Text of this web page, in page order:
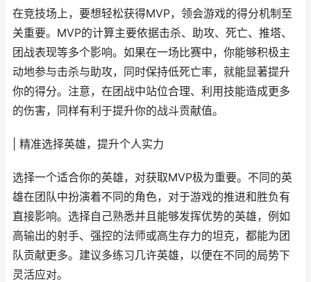
在竞技场上，要想轻松获得MVP，领会游戏的得分机制至
关重要。MVP的计算主要依据击杀、助攻、死亡、推塔、
团战表现等多个影响。如果在一场比赛中，你能够积极主
动地参与击杀与助攻，同时保持低死亡率，就能显著提升
你的得分。注意，在团战中站位合理、利用技能造成更多
的伤害，同样有利于提升你的战斗贡献值。
| 精准选择英雄，提升个人实力
选择一个适合你的英雄，对获取MVP极为重要。不同的英
雄在团队中扮演着不同的角色，对于游戏的推进和胜负有
直接影响。选择自己熟悉并且能够发挥优势的英雄，例如
高输出的射手、强控的法师或高生存力的坦克，都能为团
队贡献更多。建议多练习几许英雄，以便在不同的局势下
灵活应对。